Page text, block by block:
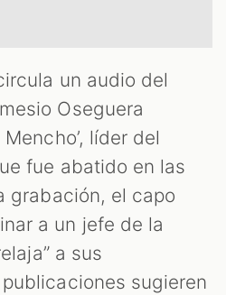
un audio del
Oseguera
líder del
fue abatido en las
grabación, el capo
a un jefe de la
a sus
sugieren